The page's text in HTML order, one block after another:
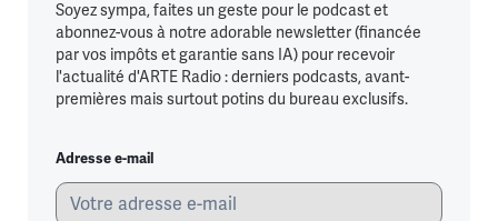
Soyez sympa, faites un geste pour le podcast et
abonnez-vous à notre adorable newsletter (financée
par vos impôts et garantie sans IA) pour recevoir
l'actualité d'ARTE Radio : derniers podcasts, avant-
premières mais surtout potins du bureau exclusifs.
Adresse e-mail